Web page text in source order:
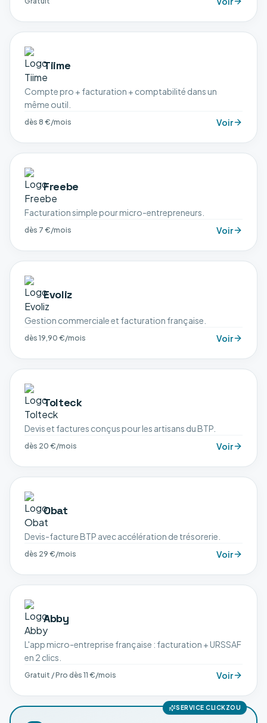
Tiime
Compte pro + facturation + comptabilité dans un
même outil.
dès 8 €/mois Voir
Freebe
Facturation simple pour micro-entrepreneurs.
dès 7 €/mois Voir
Evoliz
Gestion commerciale et facturation française.
dès 19,90 €/mois Voir
Tolteck
Devis et factures conçus pour les artisans du BTP.
dès 20 €/mois Voir
Obat
Devis-facture BTP avec accélération de trésorerie.
dès 29 €/mois Voir
Abby
L'app micro-entreprise française : facturation + URSSAF
en 2 clics.
Gratuit / Pro dès 11 €/mois Voir
SERVICE CLICKZOU